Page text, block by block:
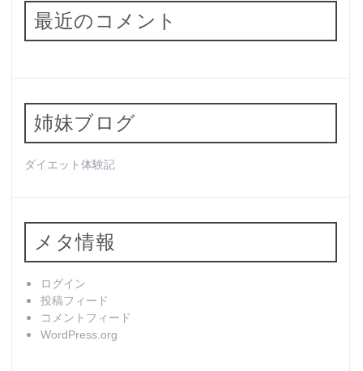
最近のコメント
姉妹ブログ
ダイエット体験記
メタ情報
ログイン
投稿フィード
コメントフィード
WordPress.org